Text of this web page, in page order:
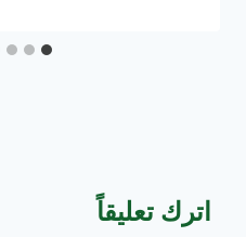
اترك تعليقاً